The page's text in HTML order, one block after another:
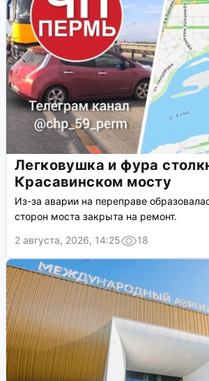
Легковушка и фура
Красавинском мосту
Из-за аварии на переправе
сторон моста закрыта на ремонт.
2 августа, 2026, 14:25
18